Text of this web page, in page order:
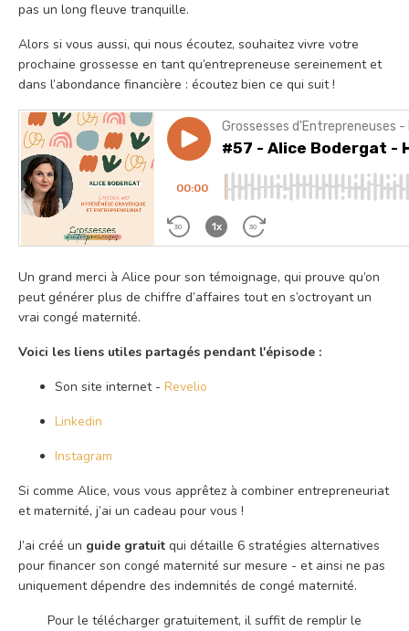
pas un long fleuve tranquille.
Alors si vous aussi, qui nous écoutez, souhaitez vivre votre
prochaine grossesse en tant qu’entrepreneuse sereinement et
dans l’abondance financière : écoutez bien ce qui suit !
Un grand merci à Alice pour son témoignage, qui prouve qu’on
peut générer plus de chiffre d’affaires tout en s’octroyant un
vrai congé maternité.
Voici les liens utiles partagés pendant l'épisode :
Son site internet - Revelio
Linkedin
Instagram
Si comme Alice, vous vous apprêtez à combiner entrepreneuriat
et maternité, j’ai un cadeau pour vous !
J’ai créé un guide gratuit qui détaille 6 stratégies alternatives
pour financer son congé maternité sur mesure - et ainsi ne pas
uniquement dépendre des indemnités de congé maternité.
Pour le télécharger gratuitement, il suffit de remplir le